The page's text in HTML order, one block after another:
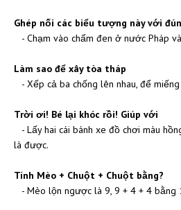
Ghép nối các biểu tượng này với
- Chạm vào chấm đen ở nước Pháp
Làm sao để xây tòa tháp
- Xếp cả ba chống lên nhau, để
Trời ơi! Bé lại khóc rồi! Giúp với
- Lấy hai cái bánh xe đồ chơi màu
là được.
Tính Mèo + Chuột + Chuột bằng?
- Mèo lộn ngược là 9, 9 + 4 + 4 bằng